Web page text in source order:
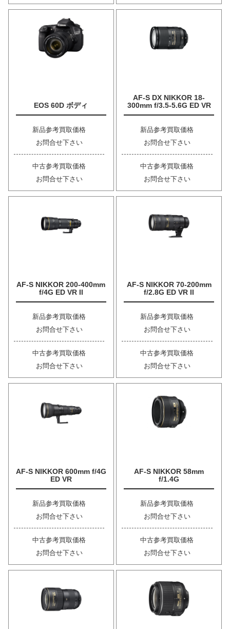
EOS 60D ボディ
新品参考買取価格
お問合せ下さい
中古参考買取価格
お問合せ下さい
AF-S DX NIKKOR 18-
300mm f/3.5-5.6G ED VR
新品参考買取価格
お問合せ下さい
中古参考買取価格
お問合せ下さい
AF-S NIKKOR 200-400mm
f/4G ED VR II
新品参考買取価格
お問合せ下さい
中古参考買取価格
お問合せ下さい
AF-S NIKKOR 70-200mm
f/2.8G ED VR II
新品参考買取価格
お問合せ下さい
中古参考買取価格
お問合せ下さい
AF-S NIKKOR 600mm f/4G
ED VR
新品参考買取価格
お問合せ下さい
中古参考買取価格
お問合せ下さい
AF-S NIKKOR 58mm
f/1.4G
新品参考買取価格
お問合せ下さい
中古参考買取価格
お問合せ下さい